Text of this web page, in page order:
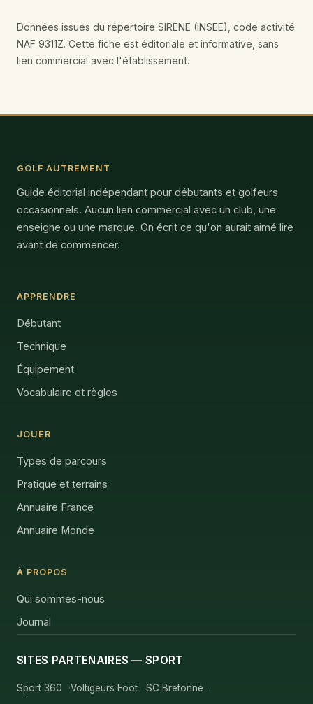
Données issues du répertoire SIRENE (INSEE), code activité
NAF 9311Z. Cette fiche est éditoriale et informative, sans
lien commercial avec l'établissement.
GOLF AUTREMENT
Guide éditorial indépendant pour débutants et golfeurs
occasionnels. Aucun lien commercial avec un club, une
enseigne ou une marque. On écrit ce qu'on aurait aimé lire
avant de commencer.
APPRENDRE
Débutant
Technique
Équipement
Vocabulaire et règles
JOUER
Types de parcours
Pratique et terrains
Annuaire France
Annuaire Monde
À PROPOS
Qui sommes-nous
Journal
SITES PARTENAIRES — SPORT
Sport 360 Voltigeurs Foot
SC Bretonne